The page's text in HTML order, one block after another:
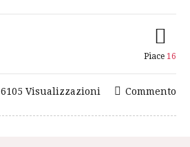
Piace 16
Commento
6105 Visualizzazioni